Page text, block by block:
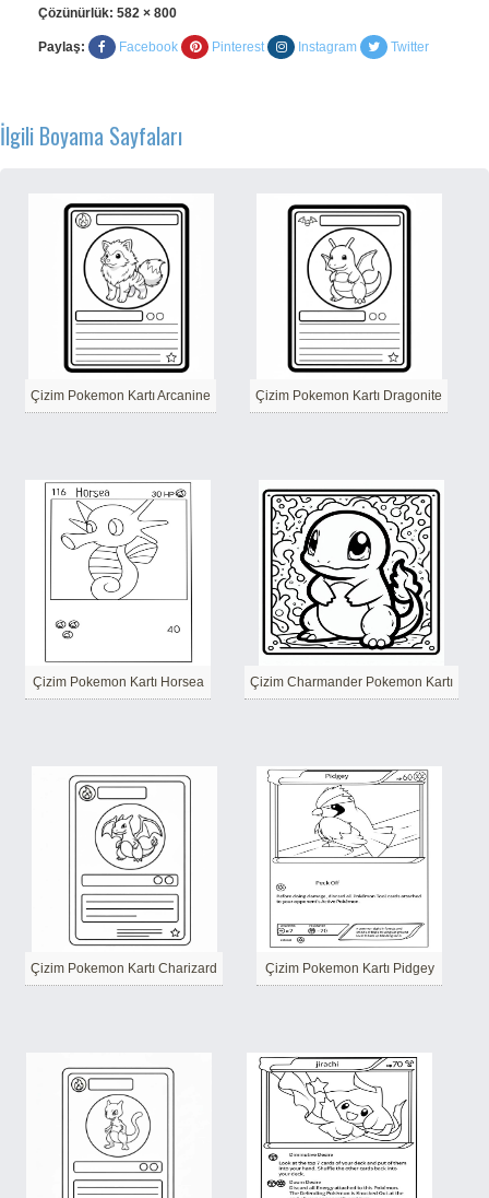
Çözünürlük: 582 × 800
Paylaş: Facebook Pinterest Instagram Twitter
İlgili Boyama Sayfaları
Çizim Pokemon Kartı Arcanine Çizim Pokemon Kartı Dragonite
Çizim Pokemon Kartı Horsea Çizim Charmander Pokemon Kartı
Çizim Pokemon Kartı Charizard Çizim Pokemon Kartı Pidgey